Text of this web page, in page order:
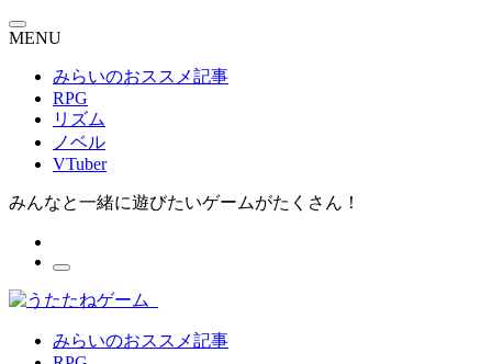
MENU
みらいのおススメ記事
RPG
リズム
ノベル
VTuber
みんなと一緒に遊びたいゲームがたくさん！
みらいのおススメ記事